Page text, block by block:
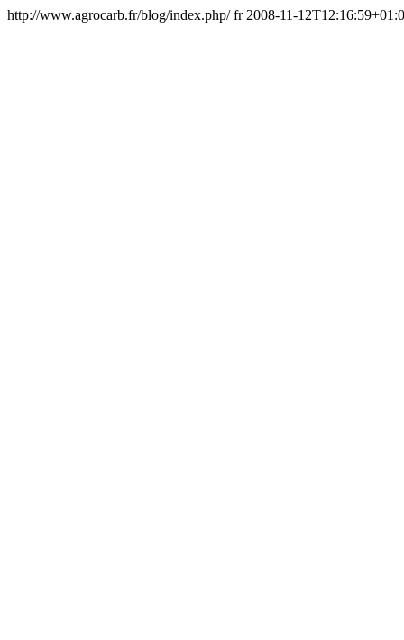
http://www.agrocarb.fr/blog/index.php/fr 2008-11-